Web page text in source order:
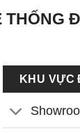
THỐNG
KHU VỰC